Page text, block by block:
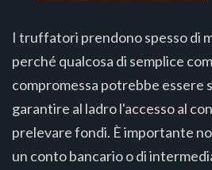
I truffatori prendono spesso di
perché qualcosa di semplice
compromessa potrebbe essere
garantire al ladro l'accesso al
prelevare fondi. È importante
un conto bancario o di